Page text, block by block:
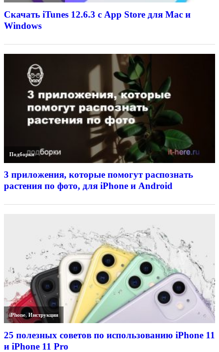
Скачать iTunes 12.6.3 с App Store для Mac и
Windows
Подборки
3 приложения, которые помогут распознать
растения по фото, для iPhone и Android
iPhone,Инструкции
25 полезных советов по использованию iPhone 11
и iPhone 11 Pro